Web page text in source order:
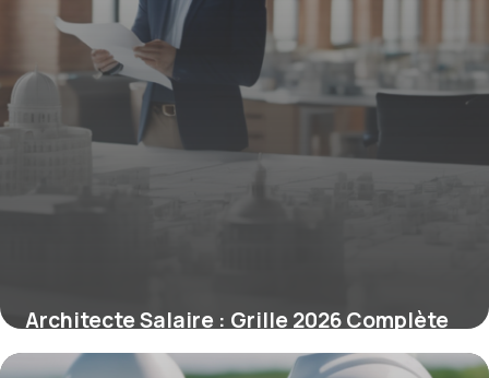
Architecte Salaire : Grille 2026 Complète
30 avril 2026